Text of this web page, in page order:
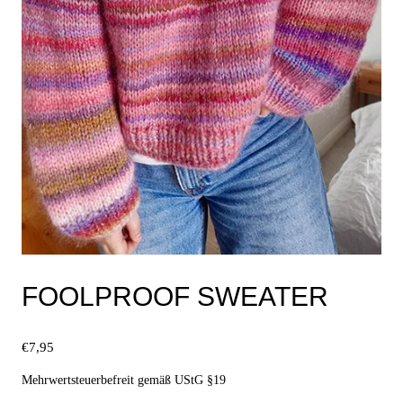
FOOLPROOF SWEATER
€7,95
Mehrwertsteuerbefreit gemäß UStG §19